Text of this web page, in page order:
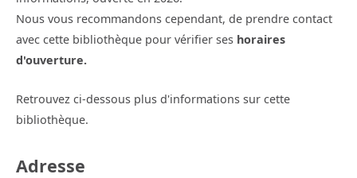
Nous vous recommandons cependant, de prendre contact
avec cette bibliothèque pour vérifier ses horaires
d'ouverture.
Retrouvez ci-dessous plus d'informations sur cette
bibliothèque.
Adresse